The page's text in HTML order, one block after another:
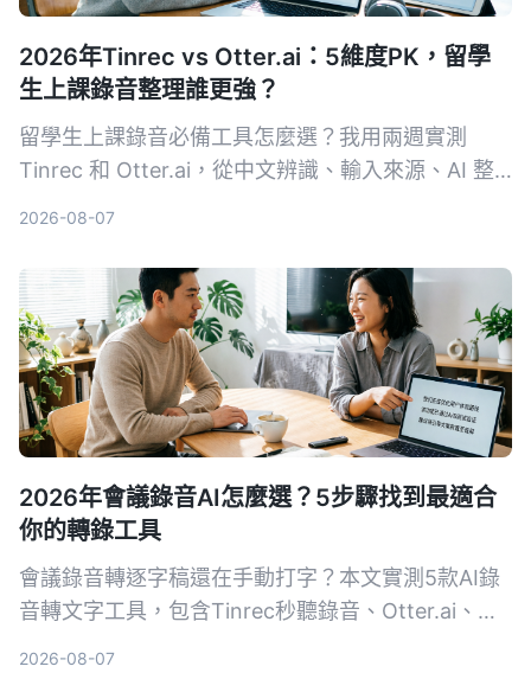
2026年Tinrec vs Otter.ai：5維度PK，留學
生上課錄音整理誰更強？
留學生上課錄音必備工具怎麼選？我用兩週實測
Tinrec 和 Otter.ai，從中文辨識、輸入來源、AI 整
2026-08-07
2026年會議錄音AI怎麼選？5步驟找到最適合
你的轉錄工具
會議錄音轉逐字稿還在手動打字？本文實測5款AI錄
音轉文字工具，包含Tinrec秒聽錄音、Otter.ai、
2026-08-07